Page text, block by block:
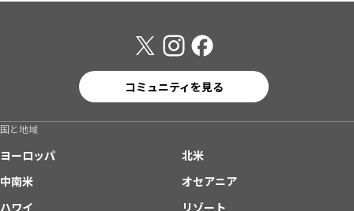
コミュニティを見る
国と地域
ヨーロッパ
北米
中南米
オセアニア
ハワイ
リゾート